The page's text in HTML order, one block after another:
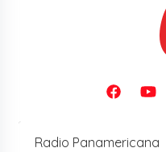
Radio Panamericana